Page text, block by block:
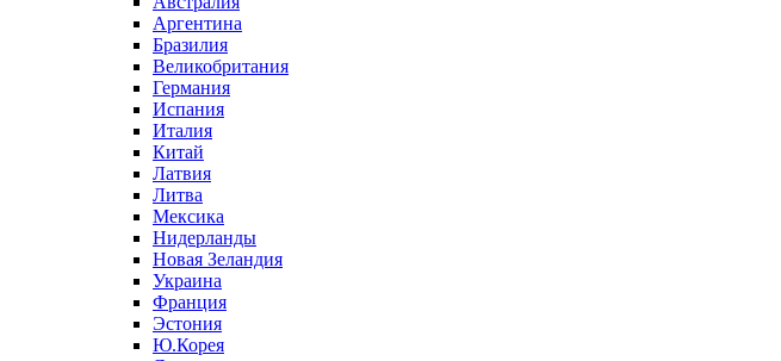
Аргентина
Бразилия
Великобритания
Германия
Испания
Италия
Китай
Латвия
Литва
Мексика
Нидерланды
Новая Зеландия
Украина
Франция
Эстония
Ю.Корея